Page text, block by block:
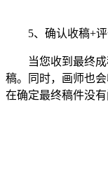
5、确认收稿+评
当您收到最终成
稿。同时，画师也
在确定最终稿件没